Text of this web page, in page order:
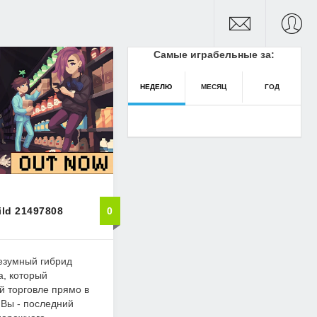
21497808 0
гибрид
который
торговле прямо в
- последний
Самые играбельные за:
НЕДЕЛЮ МЕСЯЦ ГОД